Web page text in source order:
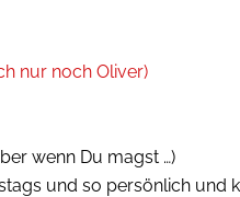
nur noch Oliver)
wenn Du magst …)
und so persönlich und